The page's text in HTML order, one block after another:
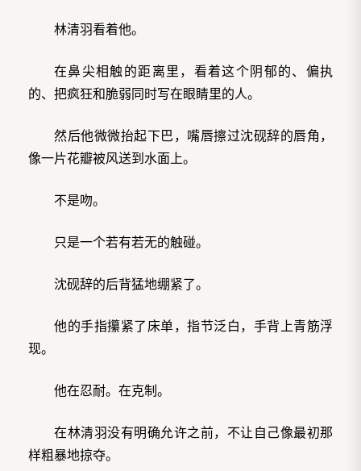
林清羽看着他。
在鼻尖相触的距离里，看着这个阴郁的、偏执
的、把疯狂和脆弱同时写在眼睛里的人。
然后他微微抬起下巴，嘴唇擦过沈砚辞的唇角，
像一片花瓣被风送到水面上。
不是吻。
只是一个若有若无的触碰。
沈砚辞的后背猛地绷紧了。
他的手指攥紧了床单，指节泛白，手背上青筋浮
现。
他在忍耐。在克制。
在林清羽没有明确允许之前，不让自己像最初那
样粗暴地掠夺。